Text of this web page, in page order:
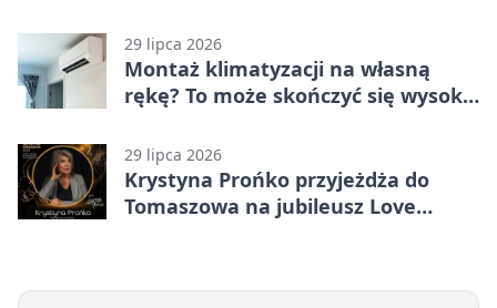
29 lipca 2026
Montaż klimatyzacji na własną
rękę? To może skończyć się wysoką
29 lipca 2026
Krystyna Prońko przyjeżdża do
Tomaszowa na jubileusz Love